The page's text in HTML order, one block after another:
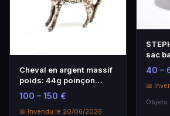
Cheval en argent massif
poids: 44g poinçon
Minerve 1°titre 5…
100 – 150 €
📅 Invendu le 20/06/2026
sac
40 –
📅